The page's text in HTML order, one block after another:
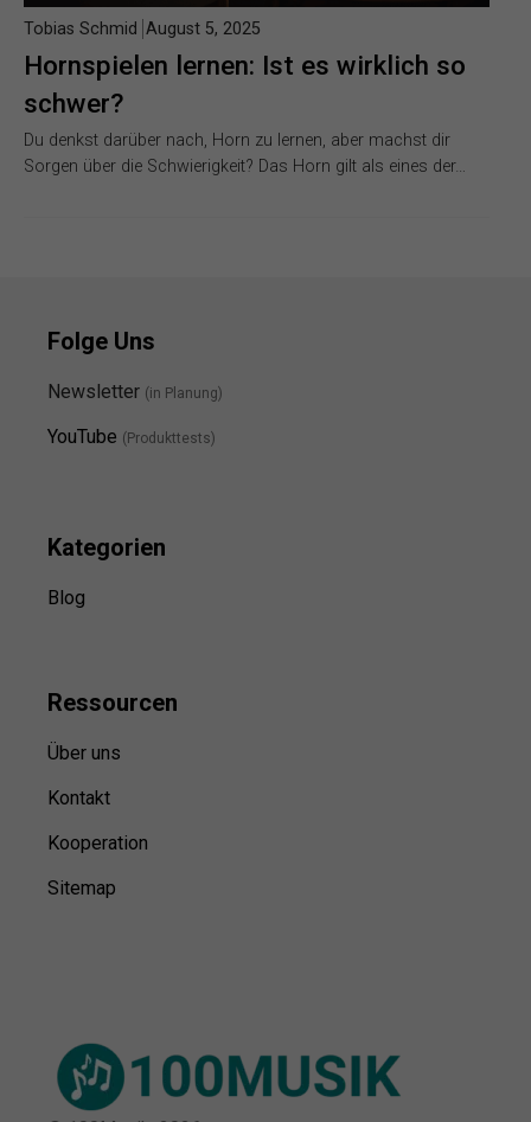
Hornspielen lernen: Ist es wirklich so
schwer?
Tobias Schmid August 5, 2025
Du denkst darüber nach, Horn zu lernen, aber machst dir
Sorgen über die Schwierigkeit? Das Horn gilt als eines der…
Folge Uns
Newsletter (in Planung)
YouTube (Produkttests)
Kategorien
Blog
Ressourcen
Über uns
Kontakt
Kooperation
Sitemap